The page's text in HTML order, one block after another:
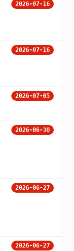
2026-07-16
2026-07-16
2026-07-05
2026-06-30
2026-06-27
2026-06-27